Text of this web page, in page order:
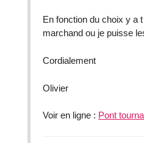
En fonction du choix y a
marchand ou je puisse
Cordialement
Olivier
Voir en ligne : Pont